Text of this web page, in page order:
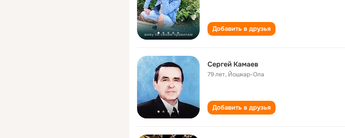
Добавить в друзья
Сергей Камаев
79 лет, Йошкар-Ола
Добавить в друзья